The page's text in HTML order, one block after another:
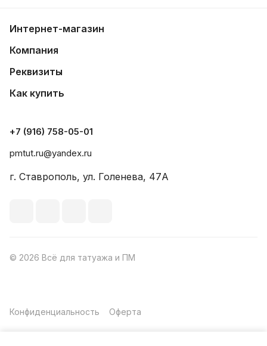
Интернет-магазин
Компания
Реквизиты
Как купить
+7 (916) 758-05-01
pmtut.ru@yandex.ru
г. Ставрополь, ул. Голенева, 47А
© 2026 Всё для татуажа и ПМ
Конфиденциальность Оферта